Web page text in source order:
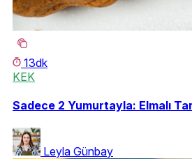
13dk
KEK
Sadece 2 Yumurtayla: Elmalı
Leyla Günbay